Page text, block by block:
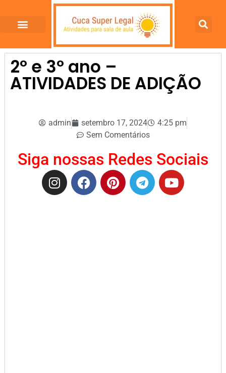
2º e 3º ano –
ATIVIDADES DE ADIÇÃO
admin setembro 17, 2024
4:25 pm
Sem Comentários
Siga nossas Redes Sociais